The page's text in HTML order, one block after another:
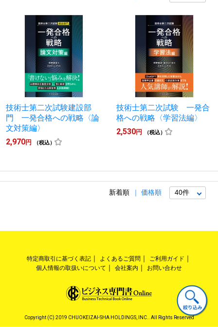
技術士第二次試験建設部
門 一発合格への戦略〈論
文対策編〉
2,970円 （税込）
技術士第二次試験 一発合
格への戦略〈学習法編〉
2,530円 （税込）
新着順 価格順
特定商取引に基づく表記 よくあるご質問
ご利用ガイド
個人情報の取扱いについて
会社案内 お問い合わせ
Copyright (C) 2019 CHUOKEIZAI-SHA HOLDINGS, INC.. All Rights Reserved